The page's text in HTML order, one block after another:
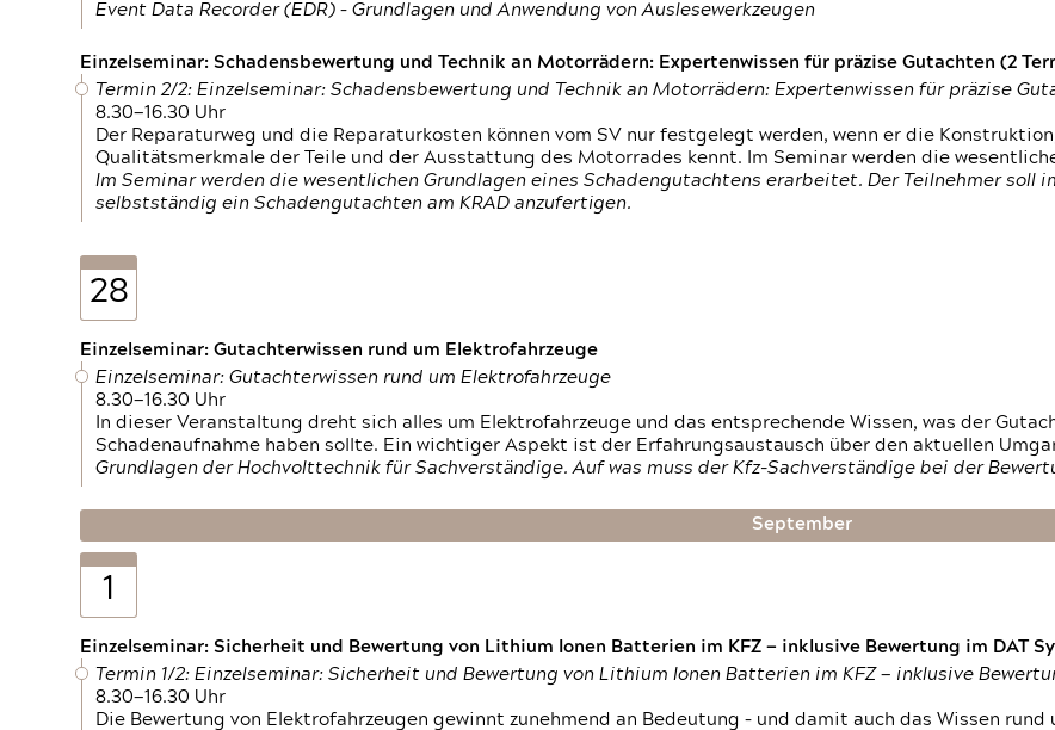
Event Data Recorder (EDR) – Grundlagen und Anwendung von Auslesewerkzeugen
Einzelseminar: Schadensbewertung und Technik an Motorrädern: Expertenwissen für präzise Gutachten (2
Termin 2/2: Einzelseminar: Schadensbewertung und Technik an Motorrädern: Expertenwissen für präzise
8.30—16.30 Uhr
Der Reparaturweg und die Reparaturkosten können vom SV nur festgelegt werden, wenn er die
Qualitätsmerkmale der Teile und der Ausstattung des Motorrades kennt. Im Seminar werden die
Im Seminar werden die wesentlichen Grundlagen eines Schadengutachtens erarbeitet. Der Teilnehmer soll
selbstständig ein Schadengutachten am KRAD anzufertigen.
28
Einzelseminar: Gutachterwissen rund um Elektrofahrzeuge
Einzelseminar: Gutachterwissen rund um Elektrofahrzeuge
8.30—16.30 Uhr
In dieser Veranstaltung dreht sich alles um Elektrofahrzeuge und das entsprechende Wissen, was der
Schadenaufnahme haben sollte. Ein wichtiger Aspekt ist der Erfahrungsaustausch über den aktuellen
Grundlagen der Hochvolttechnik für Sachverständige. Auf was muss der Kfz-Sachverständige bei der
September
1
Einzelseminar: Sicherheit und Bewertung von Lithium Ionen Batterien im KFZ — inklusive Bewertung im DAT
Termin 1/2: Einzelseminar: Sicherheit und Bewertung von Lithium Ionen Batterien im KFZ — inklusive
8.30—16.30 Uhr
Die Bewertung von Elektrofahrzeugen gewinnt zunehmend an Bedeutung – und damit auch das Wissen